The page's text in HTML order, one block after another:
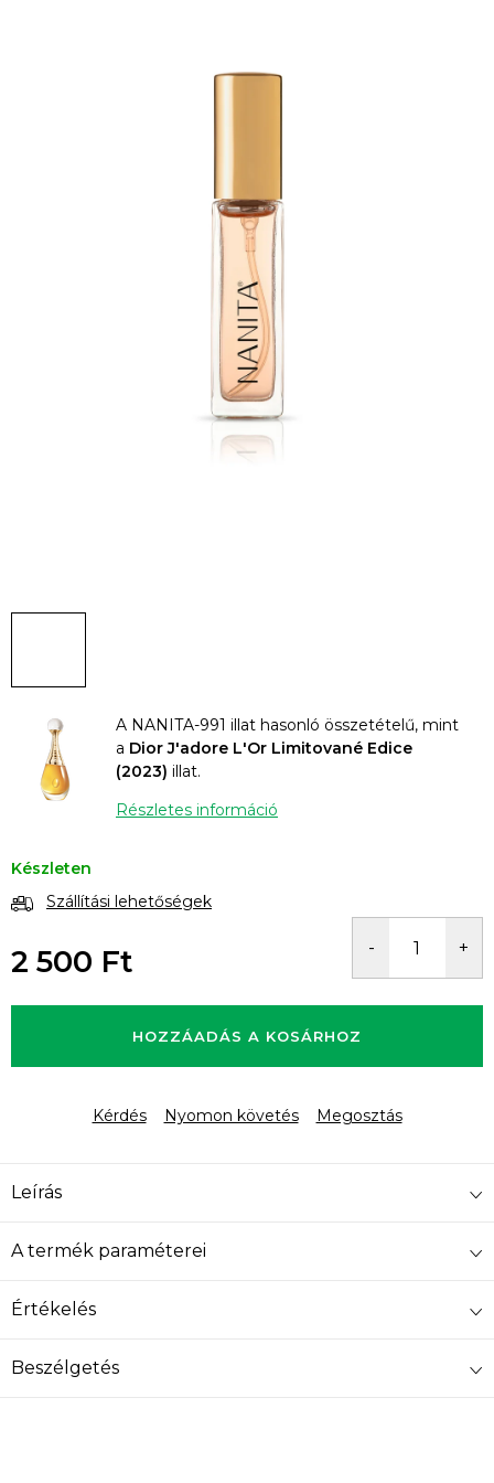
A NANITA-991 illat hasonló összetételű, mint
a Dior J'adore L'Or Limitované Edice
(2023) illat.
Részletes információ
Készleten
Szállítási lehetőségek
2 500 Ft
HOZZÁADÁS A KOSÁRHOZ
Kérdés Nyomon követés Megosztás
Leírás
A termék paraméterei
Értékelés
Beszélgetés